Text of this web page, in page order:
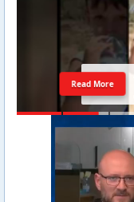
Read More